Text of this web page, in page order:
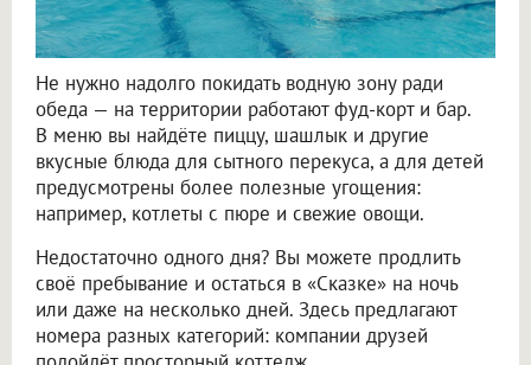
Не нужно надолго покидать водную зону ради
обеда — на территории работают фуд-корт и бар.
В меню вы найдёте пиццу, шашлык и другие
вкусные блюда для сытного перекуса, а для детей
предусмотрены более полезные угощения:
например, котлеты с пюре и свежие овощи.
Недостаточно одного дня? Вы можете продлить
своё пребывание и остаться в «Сказке» на ночь
или даже на несколько дней. Здесь предлагают
номера разных категорий: компании друзей